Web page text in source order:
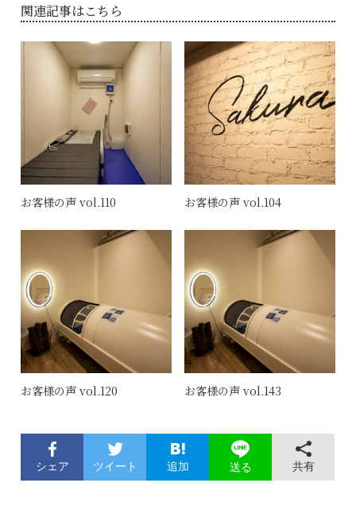
関連記事はこちら
お客様の声 vol.110 お客様の声 vol.104
お客様の声 vol.120 お客様の声 vol.143
シェア ツイート 追加 送る 共有